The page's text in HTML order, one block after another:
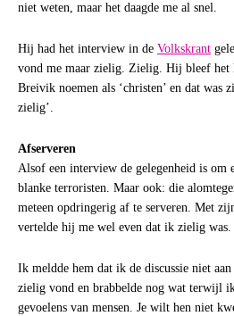
niet weten, maar het daagde me al snel.
Hij had het interview in de Volkskrant
vond me maar zielig. Zielig. Hij bleef het
Breivik noemen als ‘christen’ en dat
zielig’.
Afserveren
Alsof een interview de gelegenheid is om
blanke terroristen. Maar ook: die
meteen opdringerig af te serveren. Met
vertelde hij me wel even dat ik zielig was.
Ik meldde hem dat ik de discussie niet
zielig vond en brabbelde nog wat terwijl
gevoelens van mensen. Je wilt hen niet